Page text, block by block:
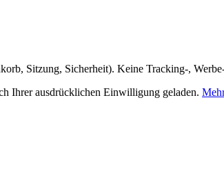
Sitzung, Sicherheit). Keine Tracking-,
Ihrer ausdrücklichen Einwilligung geladen.